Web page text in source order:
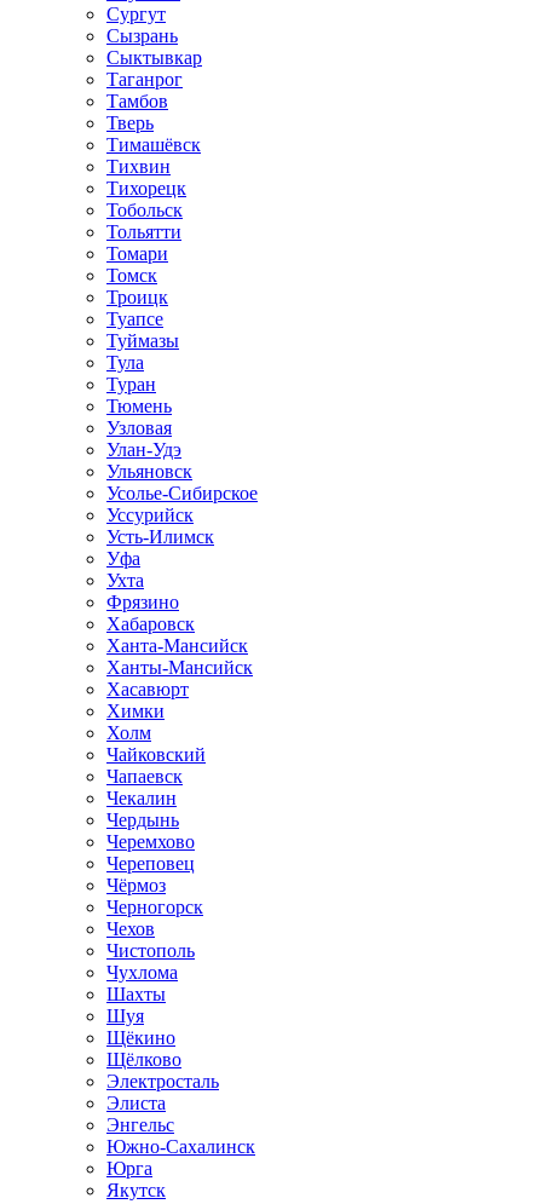
Сургут
Сызрань
Сыктывкар
Таганрог
Тамбов
Тверь
Тимашёвск
Тихвин
Тихорецк
Тобольск
Тольятти
Томари
Томск
Троицк
Туапсе
Туймазы
Тула
Туран
Тюмень
Узловая
Улан-Удэ
Ульяновск
Усолье-Сибирское
Уссурийск
Усть-Илимск
Уфа
Ухта
Фрязино
Хабаровск
Ханта-Мансийск
Ханты-Мансийск
Хасавюрт
Химки
Холм
Чайковский
Чапаевск
Чекалин
Чердынь
Черемхово
Череповец
Чёрмоз
Черногорск
Чехов
Чистополь
Чухлома
Шахты
Шуя
Щёкино
Щёлково
Электросталь
Элиста
Энгельс
Южно-Сахалинск
Юрга
Якутск